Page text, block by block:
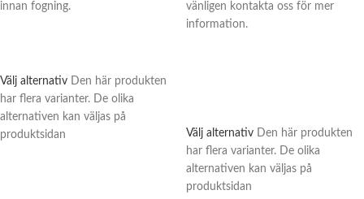
innan fogning.
Välj alternativ Den här produkten
har flera varianter. De olika
alternativen kan väljas på
produktsidan
vänligen kontakta oss för mer
information.
Välj alternativ Den här produkten
har flera varianter. De olika
alternativen kan väljas på
produktsidan